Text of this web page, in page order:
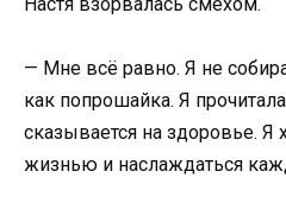
— Мне всё равно. Я не
как попрошайка. Я
сказывается на здоровье. Я
жизнью и наслаждаться